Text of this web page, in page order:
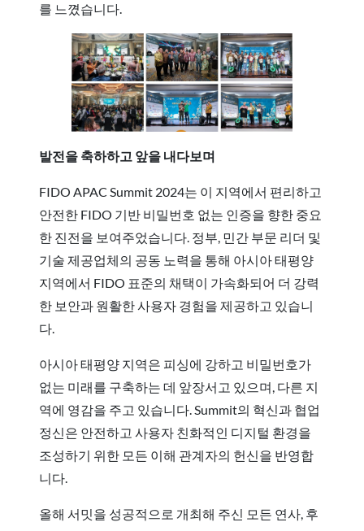
를 느꼈습니다.
발전을 축하하고 앞을 내다보며
FIDO APAC Summit 2024는 이 지역에서 편리하고
안전한 FIDO 기반 비밀번호 없는 인증을 향한 중요
한 진전을 보여주었습니다. 정부, 민간 부문 리더 및
기술 제공업체의 공동 노력을 통해 아시아 태평양
지역에서 FIDO 표준의 채택이 가속화되어 더 강력
한 보안과 원활한 사용자 경험을 제공하고 있습니
다.
아시아 태평양 지역은 피싱에 강하고 비밀번호가
없는 미래를 구축하는 데 앞장서고 있으며, 다른 지
역에 영감을 주고 있습니다. Summit의 혁신과 협업
정신은 안전하고 사용자 친화적인 디지털 환경을
조성하기 위한 모든 이해 관계자의 헌신을 반영합
니다.
올해 서밋을 성공적으로 개최해 주신 모든 연사, 후